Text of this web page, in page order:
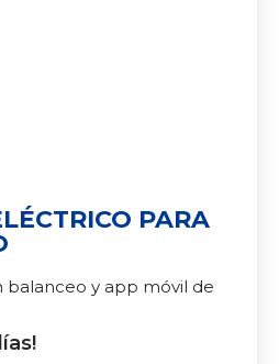
PARA
balanceo y app móvil de